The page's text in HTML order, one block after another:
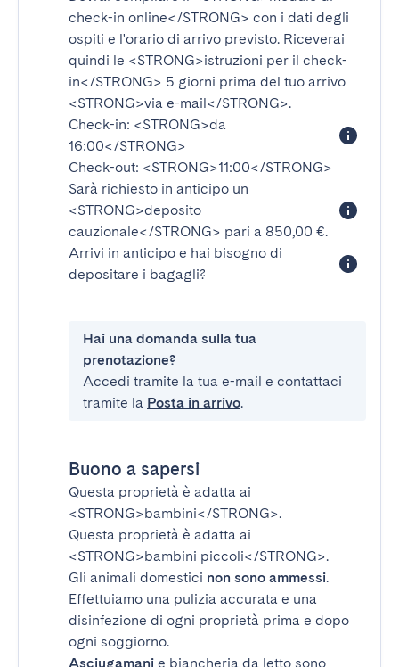
check-in online</STRONG> con i dati degli
ospiti e l'orario di arrivo previsto. Riceverai
quindi le <STRONG>istruzioni per il check-
in</STRONG> 5 giorni prima del tuo arrivo
<STRONG>via e-mail</STRONG>.
Check-in: <STRONG>da
16:00</STRONG>
Check-out: <STRONG>11:00</STRONG>
Sarà richiesto in anticipo un
<STRONG>deposito
cauzionale</STRONG> pari a 850,00 €.
Arrivi in anticipo e hai bisogno di
depositare i bagagli?
Hai una domanda sulla tua
prenotazione?
Accedi tramite la tua e-mail e contattaci
tramite la Posta in arrivo.
Buono a sapersi
Questa proprietà è adatta ai
<STRONG>bambini</STRONG>.
Questa proprietà è adatta ai
<STRONG>bambini piccoli</STRONG>.
Gli animali domestici non sono ammessi.
Effettuiamo una pulizia accurata e una
disinfezione di ogni proprietà prima e dopo
ogni soggiorno.
Asciugamani e biancheria da letto sono